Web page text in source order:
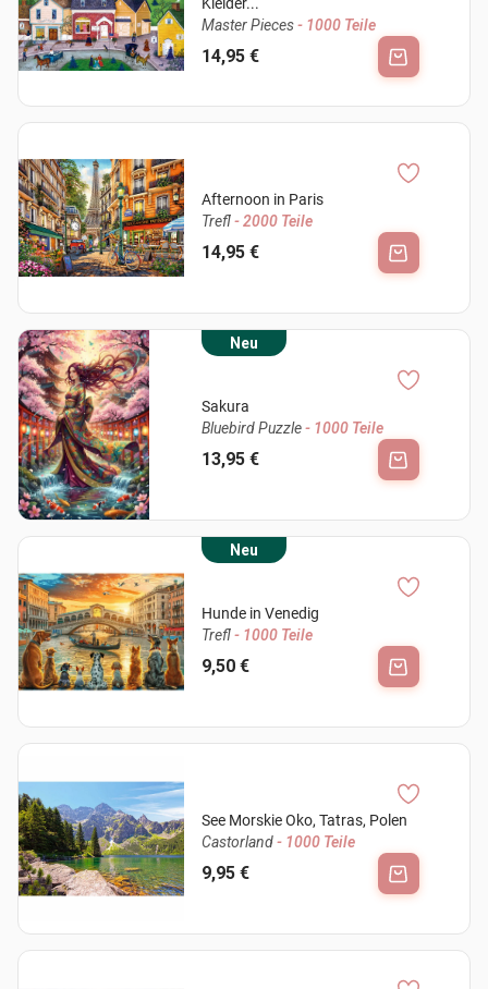
Master Pieces- 1000 Teile
14,95 €
Afternoon in Paris
Trefl- 2000 Teile
14,95 €
Neu
Sakura
Bluebird Puzzle- 1000 Teile
13,95 €
Neu
Hunde in Venedig
Trefl- 1000 Teile
9,50 €
See Morskie Oko, Tatras, Polen
Castorland- 1000 Teile
9,95 €